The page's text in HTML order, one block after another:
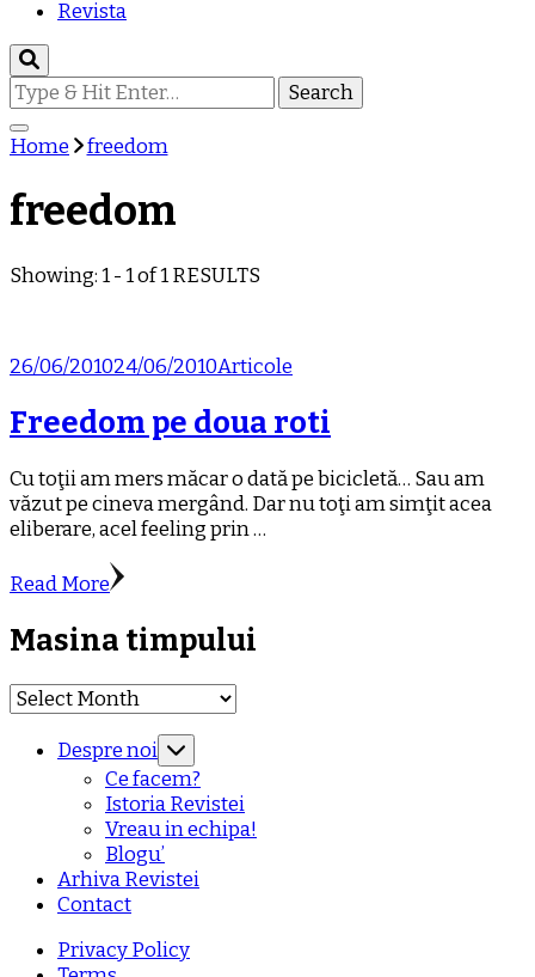
Revista
Looking
for
Something?
Home freedom
freedom
Showing: 1 - 1 of 1 RESULTS
26/06/201024/06/2010Articole
Freedom pe doua roti
Cu toţii am mers măcar o dată pe bicicletă… Sau am
văzut pe cineva mergând. Dar nu toţi am simţit acea
eliberare, acel feeling prin …
Read More
Masina timpului
Masina
timpului
Despre noi
Ce facem?
Istoria Revistei
Vreau in echipa!
Blogu’
Arhiva Revistei
Contact
Privacy Policy